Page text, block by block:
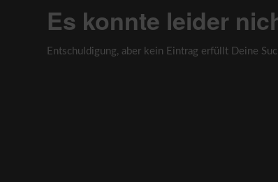
Es konnte leider
Entschuldigung, aber kein Eintrag erfüllt Deine